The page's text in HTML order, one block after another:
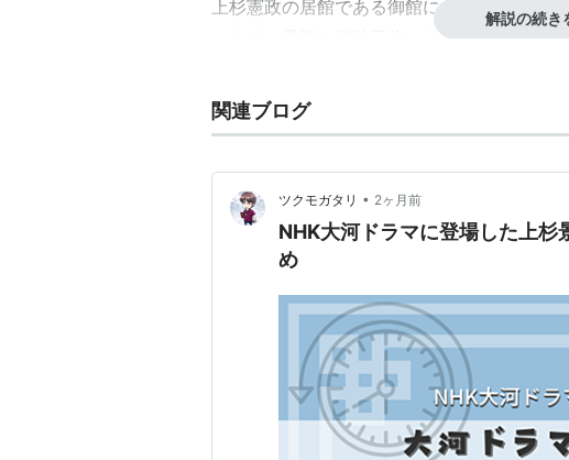
上杉憲政の居館である御館に入り対抗した
したが、景勝の贈賄工作により同盟を結び
は陥落した。景虎は自害した。
解説の続き
関連ブログ
ツクモガタリ • 2ヶ月前
NHK大河ドラマに登場した上杉
め